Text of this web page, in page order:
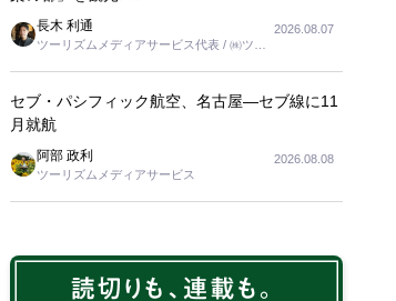
長木 利通
ツーリズムメディアサービス代表 / ㈱ツー
2026.08.07
セブ・パシフィック航空、名古屋―セブ線に11
月就航
阿部 政利
ツーリズムメディアサービス
2026.08.08